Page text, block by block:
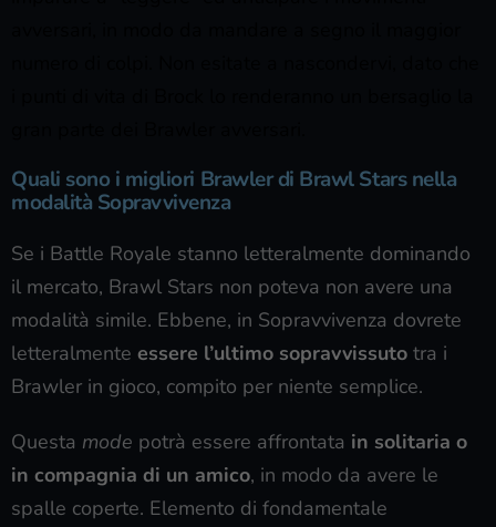
Quali sono i migliori Brawler di Brawl Stars nella
modalità Sopravvivenza
Se i Battle Royale stanno letteralmente dominando
il mercato, Brawl Stars non poteva non avere una
modalità simile. Ebbene, in Sopravvivenza dovrete
letteralmente essere l’ultimo sopravvissuto tra i
Brawler in gioco, compito per niente semplice.
Questa mode potrà essere affrontata in solitaria o
in compagnia di un amico, in modo da avere le
spalle coperte. Elemento di fondamentale